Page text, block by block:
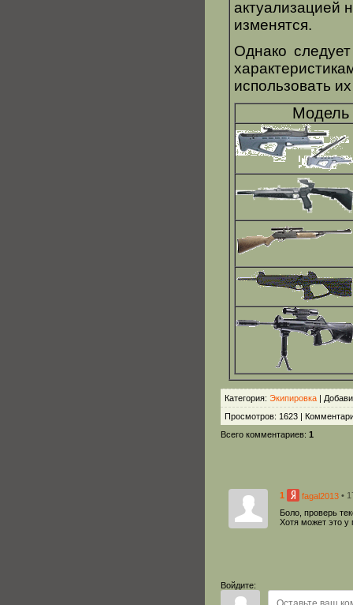
актуализацией
изменятся.
Однако
использовать
Модель
Категория: Экипировка |
Просмотров: 1623 |
Всего комментариев: 1
1 fagal2013 •
Боло, проверь
Хотя может это у
Войдите: